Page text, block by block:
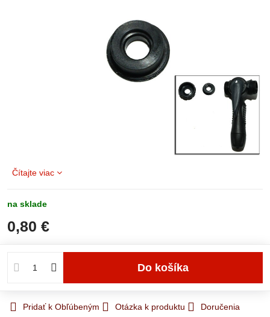
Čítajte viac
na sklade
0,80 €
Do košíka
Pridať k Obľúbeným Otázka k produktu Doručenia